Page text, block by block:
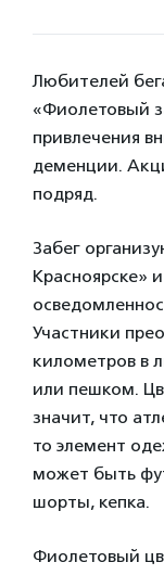
Любителей
«Фиолетовый
привлечения
деменции.
подряд.
Забег
Красноярске»
Участники
километров в
или пешком.
значит, что
то элемент
может быть
шорты, кепка.
Фиолетовый